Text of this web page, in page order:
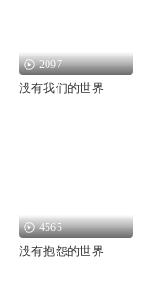
2097
没有我们的世界
4565
没有抱怨的世界